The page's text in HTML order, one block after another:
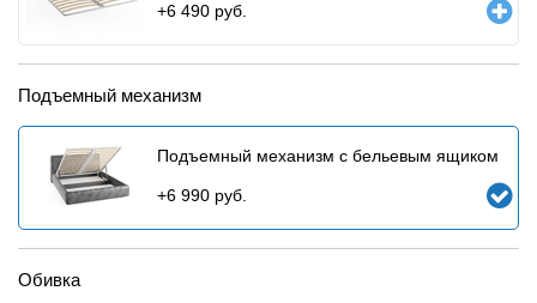
+6 490 руб.
Подъемный механизм
Подъемный механизм с бельевым ящиком
+6 990 руб.
Обивка